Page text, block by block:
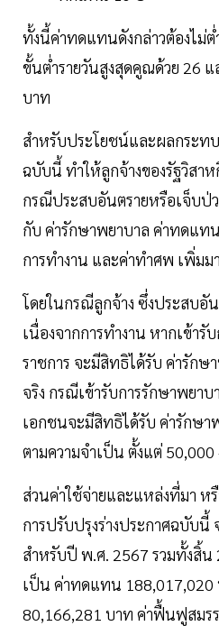
ทั้งนี้ค่าทดแทนดังกล่าวต้องไม่ต่
ขั้นต่ำรายวันสูงสุดคูณด้วย 26
บาท
สำหรับประโยชน์และผลกระท
ฉบับนี้ ทำให้ลูกจ้างของรัฐวิสา
กรณีประสบอันตรายหรือเจ็บป่ว
กับ ค่ารักษาพยาบาล ค่าทดแ
การทำงาน และค่าทำศพ เพิ่มม
โดยในกรณีลูกจ้าง ซึ่งประสบอั
เนื่องจากการทำงาน หากเข้ารั
ราชการ จะมีสิทธิได้รับ ค่ารักษ
จริง กรณีเข้ารับการรักษาพยา
เอกชนจะมีสิทธิได้รับ ค่ารักษา
ตามความจำเป็น ตั้งแต่
ส่วนค่าใช้จ่ายและแหล่งที่มา ห
การปรับปรุงร่างประกาศฉบับนี้
สำหรับปี พ.ศ. 2567 รวมทั้งสิ้
เป็น ค่าทดแทน 188,017,020
80,166,281 บาท ค่าฟื้นฟูสมร